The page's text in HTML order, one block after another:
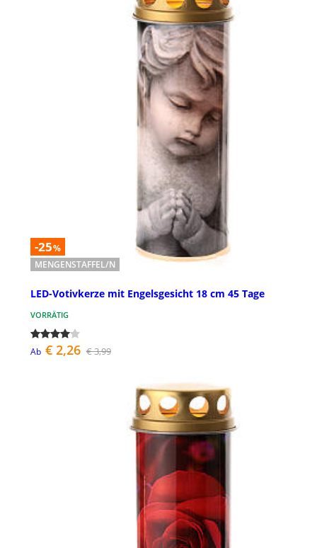
-25%
MENGENSTAFFEL/N
LED-Votivkerze mit Engelsgesicht 18 cm 45 Tage
VORRÄTIG
Ab € 2,26 € 3,99